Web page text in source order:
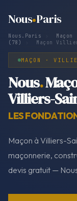
Nous Paris
Nous.Paris Maçon
(78)
Maçon
MAÇON ·
Nous.
Villiers-
LES
Maçon à Villiers-
maçonnerie,
devis gratuit —